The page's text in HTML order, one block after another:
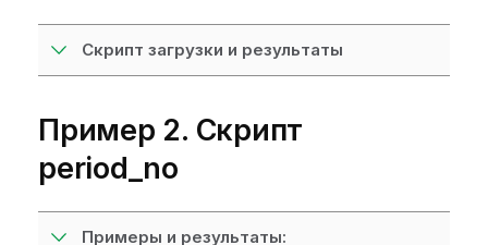
Скрипт загрузки и результаты
Пример 2. Скрипт
period_no
Примеры и результаты: